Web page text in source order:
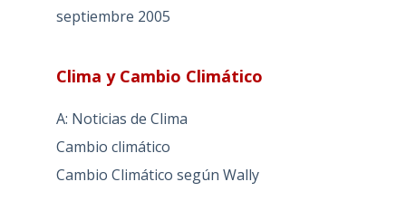
septiembre 2005
Clima y Cambio Climático
A: Noticias de Clima
Cambio climático
Cambio Climático según Wally